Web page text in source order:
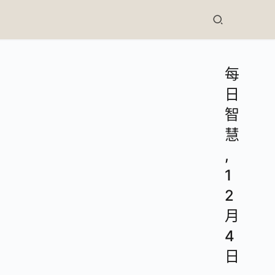
每
日
智
慧
,
1
2
月
4
日